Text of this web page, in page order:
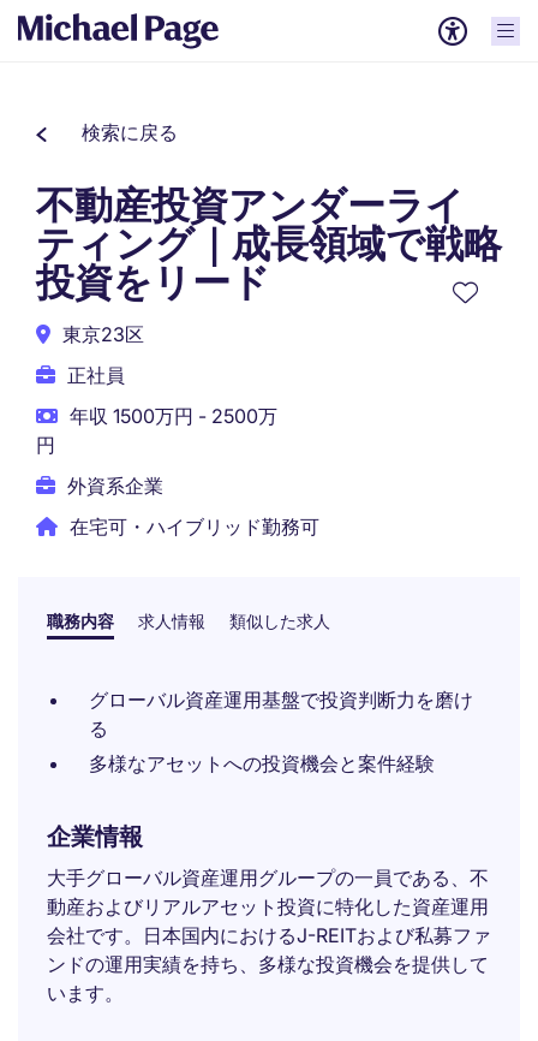
検索に戻る
不動産投資アンダーライ
ティング｜成長領域で戦略
投資をリード
東京23区
正社員
年収 1500万円 - 2500万
円
外資系企業
在宅可・ハイブリッド勤務可
職務内容 求人情報 類似した求人
グローバル資産運用基盤で投資判断力を磨け
る
多様なアセットへの投資機会と案件経験
企業情報
大手グローバル資産運用グループの一員である、不
動産およびリアルアセット投資に特化した資産運用
会社です。日本国内におけるJ-REITおよび私募ファ
ンドの運用実績を持ち、多様な投資機会を提供して
います。